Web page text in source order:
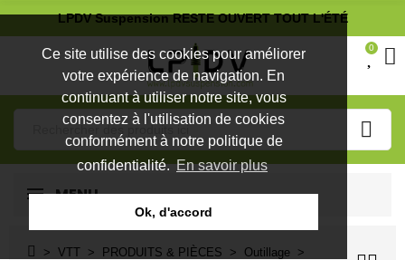
Ce site utilise des cookies pour améliorer
votre expérience de navigation. En
continuant à utiliser notre site, vous
consentez à l'utilisation de cookies
conformément à notre politique de
confidentialité.En savoir plus
Ok, d'accord
LPDV Suspension RESTE OUVERT TOUT L'ÉTÉ
0
MENU
VTT PRODUITS & PIÈCES
Outillage